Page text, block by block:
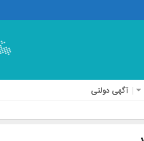
آگهی دولتی